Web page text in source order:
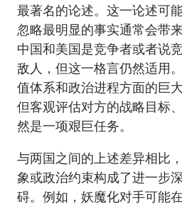
最著名的论述。这一论述可
忽略最明显的事实通常会带
中国和美国是竞争者或者说
敌人，但这一格言仍然适用
值体系和政治进程方面的巨
但客观评估对方的战略目标
然是一项艰巨任务。
与两国之间的上述差异相比
象或政治约束构成了进一步
碍。例如，妖魔化对手可能